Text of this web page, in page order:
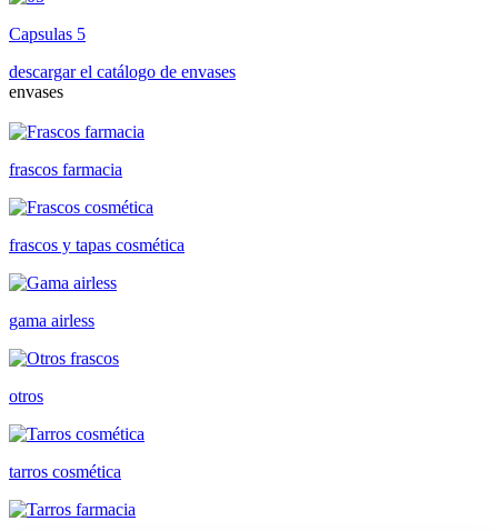
Capsulas 5
descargar el catálogo de envases
envases
frascos farmacia
frascos y tapas cosmética
gama airless
otros
tarros cosmética